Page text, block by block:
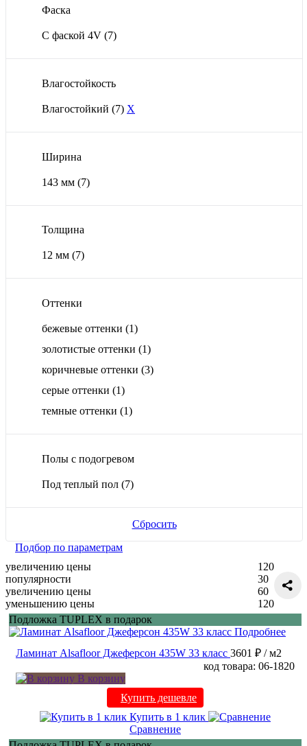
Фаска
С фаской 4V (7)
Влагостойкость
Влагостойкий (7) X
Ширина
143 мм (7)
Толщина
12 мм (7)
Оттенки
бежевые оттенки (1)
золотистые оттенки (1)
коричневые оттенки (3)
серые оттенки (1)
темные оттенки (1)
Полы с подогревом
Под теплый пол (7)
Сбросить
Подбор по параметрам
увеличению цены
популярности
увеличению цены
уменьшению цены
120
30
60
120
Подложка TUPLEX в подарок
Подробнее
Ламинат Alsafloor Джеферсон 435W 33 класс 3601 ₽ / м2
код товара: 06-1820
В корзину
Купить дешевле
Купить в 1 клик
Сравнение